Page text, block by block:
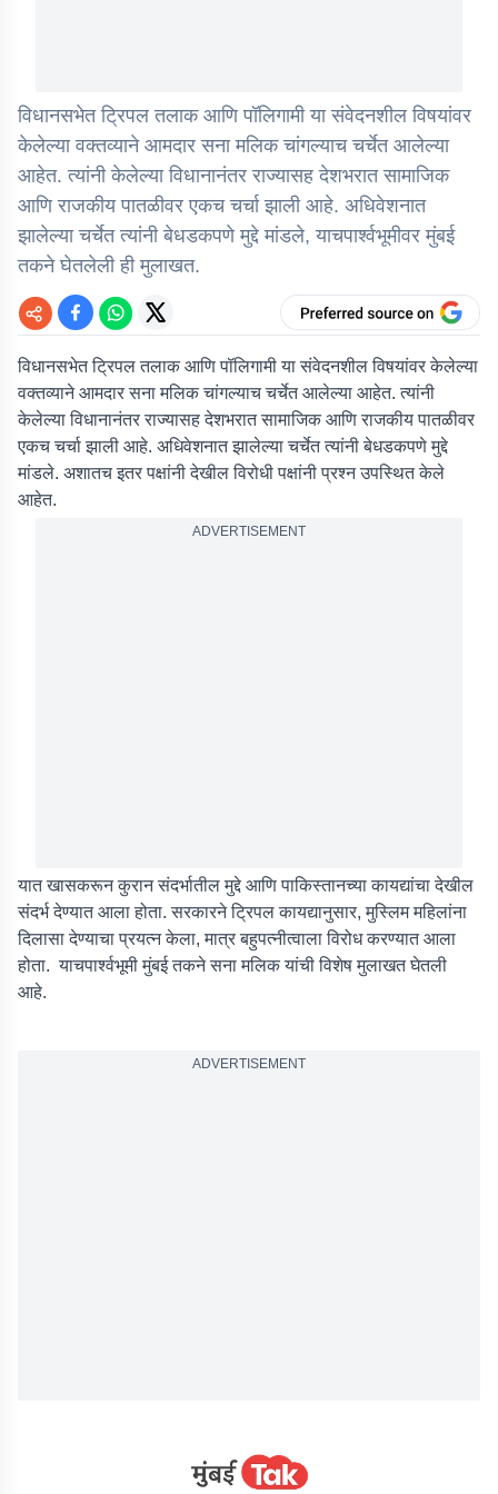
विधानसभेत ट्रिपल तलाक आणि पॉलिगामी या संवेदनशील विषयांवर
केलेल्या वक्तव्याने आमदार सना मलिक चांगल्याच चर्चेत आलेल्या
आहेत. त्यांनी केलेल्या विधानानंतर राज्यासह देशभरात सामाजिक
आणि राजकीय पातळीवर एकच चर्चा झाली आहे. अधिवेशनात
झालेल्या चर्चेत त्यांनी बेधडकपणे मुद्दे मांडले, याचपार्श्वभूमीवर मुंबई
तकने घेतलेली ही मुलाखत.
विधानसभेत ट्रिपल तलाक आणि पॉलिगामी या संवेदनशील विषयांवर केलेल्या
वक्तव्याने आमदार सना मलिक चांगल्याच चर्चेत आलेल्या आहेत. त्यांनी
केलेल्या विधानानंतर राज्यासह देशभरात सामाजिक आणि राजकीय पातळीवर
एकच चर्चा झाली आहे. अधिवेशनात झालेल्या चर्चेत त्यांनी बेधडकपणे मुद्दे
मांडले. अशातच इतर पक्षांनी देखील विरोधी पक्षांनी प्रश्न उपस्थित केले
आहेत.
ADVERTISEMENT
यात खासकरून कुरान संदर्भातील मुद्दे आणि पाकिस्तानच्या कायद्यांचा देखील
संदर्भ देण्यात आला होता. सरकारने ट्रिपल कायद्यानुसार, मुस्लिम महिलांना
दिलासा देण्याचा प्रयत्न केला, मात्र बहुपत्नीत्वाला विरोध करण्यात आला
होता. याचपार्श्वभूमी मुंबई तकने सना मलिक यांची विशेष मुलाखत घेतली
आहे.
ADVERTISEMENT